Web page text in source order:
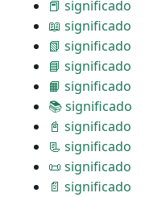
📕 significado
📖 significado
📗 significado
📘 significado
📙 significado
📚 significado
📓 significado
📃 significado
📜 significado
📄 significado